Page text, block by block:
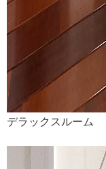
デラックスルーム